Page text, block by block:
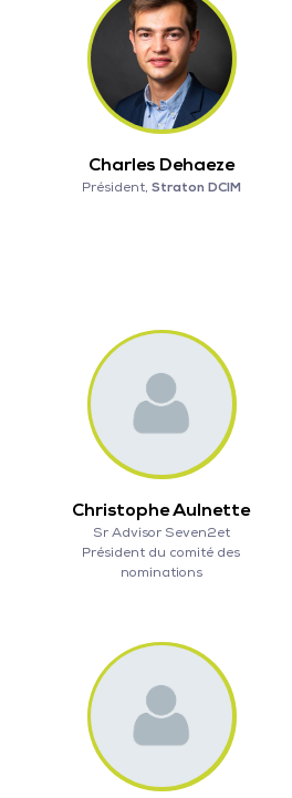
Charles Dehaeze
Président, Straton DCIM
Christophe Aulnette
Sr Advisor Seven2et
Président du comité des
nominations